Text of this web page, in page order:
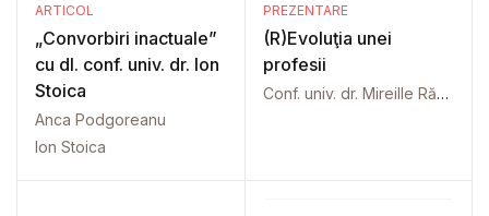
ARTICOL
„Convorbiri inactuale”
cu dl. conf. univ. dr. Ion
Stoica
Anca Podgoreanu
Ion Stoica
PREZENTARE
(R)Evoluţia unei
profesii
Conf. univ. dr. Mireille Rădoi